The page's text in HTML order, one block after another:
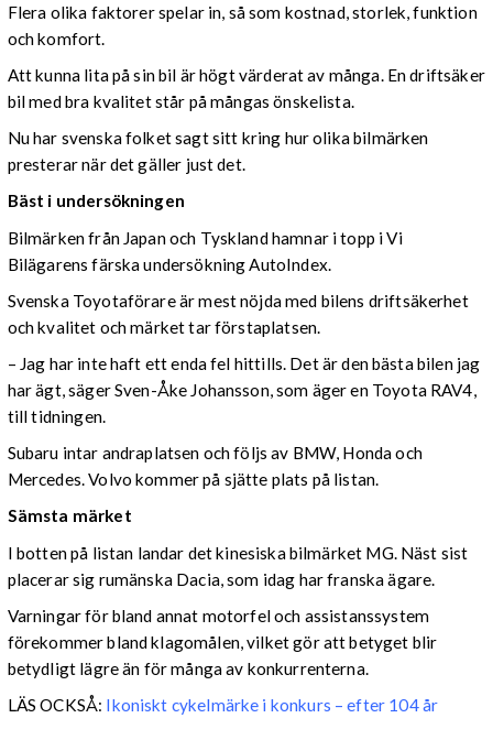
Flera olika faktorer spelar in, så som kostnad, storlek, funktion
och komfort.
Att kunna lita på sin bil är högt värderat av många. En driftsäker
bil med bra kvalitet står på mångas önskelista.
Nu har svenska folket sagt sitt kring hur olika bilmärken
presterar när det gäller just det.
Bäst i undersökningen
Bilmärken från Japan och Tyskland hamnar i topp i Vi
Bilägarens färska undersökning AutoIndex.
Svenska Toyotaförare är mest nöjda med bilens driftsäkerhet
och kvalitet och märket tar förstaplatsen.
– Jag har inte haft ett enda fel hittills. Det är den bästa bilen jag
har ägt, säger Sven-Åke Johansson, som äger en Toyota RAV4,
till tidningen.
Subaru intar andraplatsen och följs av BMW, Honda och
Mercedes. Volvo kommer på sjätte plats på listan.
Sämsta märket
I botten på listan landar det kinesiska bilmärket MG. Näst sist
placerar sig rumänska Dacia, som idag har franska ägare.
Varningar för bland annat motorfel och assistanssystem
förekommer bland klagomålen, vilket gör att betyget blir
betydligt lägre än för många av konkurrenterna.
LÄS OCKSÅ: Ikoniskt cykelmärke i konkurs – efter 104 år